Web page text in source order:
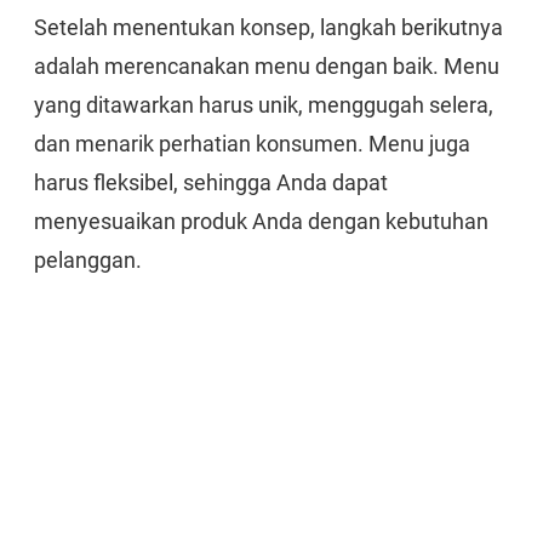
Setelah menentukan konsep, langkah berikutnya
adalah merencanakan menu dengan baik. Menu
yang ditawarkan harus unik, menggugah selera,
dan menarik perhatian konsumen. Menu juga
harus fleksibel, sehingga Anda dapat
menyesuaikan produk Anda dengan kebutuhan
pelanggan.